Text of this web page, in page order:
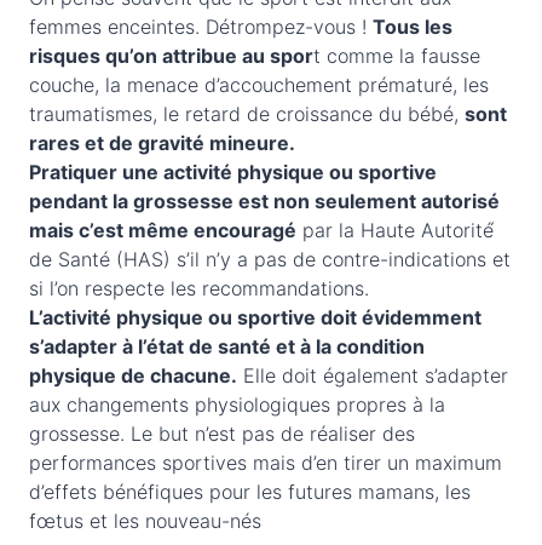
femmes enceintes. Détrompez-vous ! Tous les
risques qu’on attribue au sport comme la fausse
couche, la menace d’accouchement prématuré, les
traumatismes, le retard de croissance du bébé, sont
rares et de gravité mineure.
Pratiquer une activité physique ou sportive
pendant la grossesse est non seulement autorisé
mais c’est même encouragé par la Haute Autorité́
de Santé (HAS) s’il n’y a pas de contre-indications et
si l’on respecte les recommandations.
L’activité physique ou sportive doit évidemment
s’adapter à l’état de santé et à la condition
physique de chacune. Elle doit également s’adapter
aux changements physiologiques propres à la
grossesse. Le but n’est pas de réaliser des
performances sportives mais d’en tirer un maximum
d’effets bénéfiques pour les futures mamans, les
fœtus et les nouveau-nés